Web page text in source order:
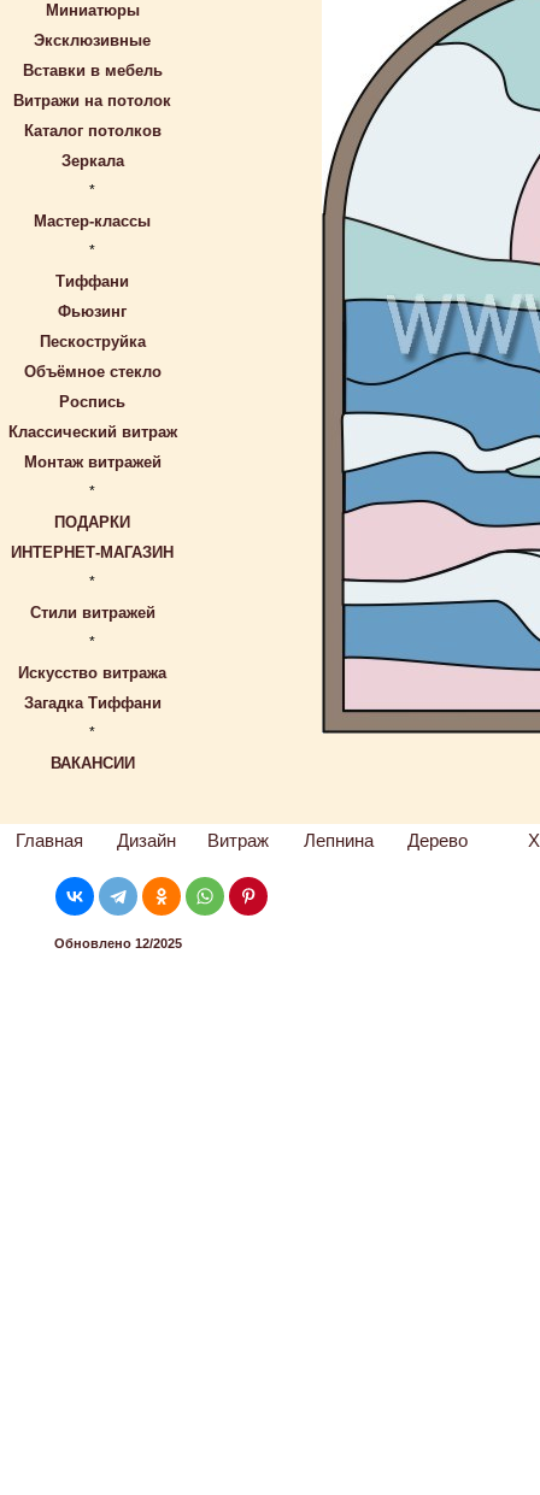
Миниатюры
Эксклюзивные
Вставки в мебель
Витражи на потолок
Каталог потолков
Зеркала
*
Мастер-классы
*
Тиффани
Фьюзинг
Пескоструйка
Объёмное стекло
Роспись
Классический витраж
Монтаж витражей
*
ПОДАРКИ
ИНТЕРНЕТ-МАГАЗИН
*
Стили витражей
*
Искусство витража
Загадка Тиффани
*
ВАКАНСИИ
Главная Дизайн Витраж Лепнина Дерево
Обновлено 12/2025